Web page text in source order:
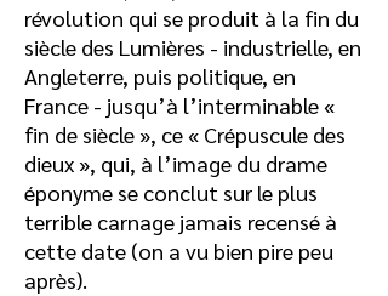
révolution qui se produit à la fin du
siècle des Lumières - industrielle, en
Angleterre, puis politique, en
France - jusqu’à l’interminable «
fin de siècle », ce « Crépuscule des
dieux », qui, à l’image du drame
éponyme se conclut sur le plus
terrible carnage jamais recensé à
cette date (on a vu bien pire peu
après).